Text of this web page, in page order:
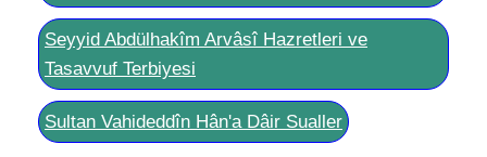
Seyyid Abdülhakîm Arvâsî Hazretleri ve
Tasavvuf Terbiyesi
Sultan Vahideddîn Hân'a Dâir Sualler